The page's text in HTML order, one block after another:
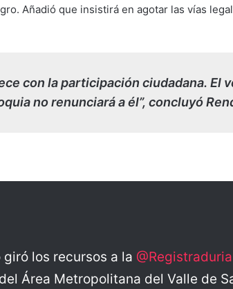
Añadió que insistirá en agotar las vías
con la participación ciudadana. El
no renunciará a él”, concluyó
giró los recursos a la @Registraduria
Área Metropolitana del Valle de